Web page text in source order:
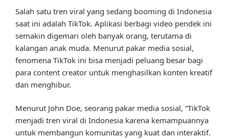
Salah satu tren viral yang sedang booming di Indonesia
saat ini adalah TikTok. Aplikasi berbagi video pendek ini
semakin digemari oleh banyak orang, terutama di
kalangan anak muda. Menurut pakar media sosial,
fenomena TikTok ini bisa menjadi peluang besar bagi
para content creator untuk menghasilkan konten kreatif
dan menghibur.
Menurut John Doe, seorang pakar media sosial, “TikTok
menjadi tren viral di Indonesia karena kemampuannya
untuk membangun komunitas yang kuat dan interaktif.